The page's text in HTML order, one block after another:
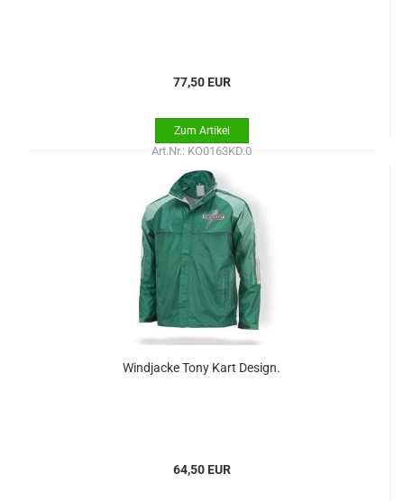
77,50 EUR
Art.Nr.: KO0163KD.0
Windjacke Tony Kart Design.
64,50 EUR